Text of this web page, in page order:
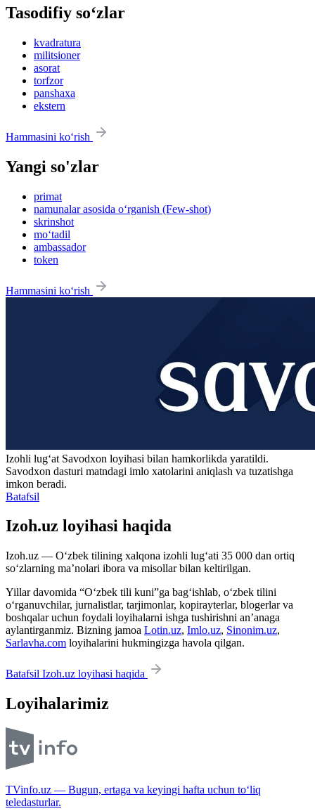
Tasodifiy so‘zlar
kvadratura
militsioner
asorat
torfzor
panshaxa
ekstern
Hammasini ko‘rish
Yangi so'zlar
primat
namunalar asosida o‘rganish (Few-shot)
skrinshot
mo‘tadil
ambassador
token
Hammasini ko‘rish
Izohli lugʻat Savodxon loyihasi bilan hamkorlikda yaratildi.
Savodxon dasturi matndagi imlo xatolarini aniqlash va tuzatishga
imkon beradi.
Batafsil
Izoh.uz loyihasi haqida
Izoh.uz — O‘zbek tilining xalqona izohli lug‘ati 35 000 dan ortiq
so‘zlarning ma’nolari ibora va misollar bilan keltirilgan.
Yillar davomida “O‘zbek tili kuni”ga bag‘ishlab, o‘zbek tilini
o‘rganuvchilar, jurnalistlar, tarjimonlar, kopirayterlar, blogerlar va
boshqalar uchun foydali loyihalarni ishga tushirishni an’anaga
aylantirganmiz. Bizning jamoa Lotin.uz, Imlo.uz, Sinonim.uz,
Sarlavha.com loyihalarini hukmingizga havola qilgan.
Batafsil Izoh.uz loyihasi haqida
Loyihalarimiz
TVinfo.uz — Bugun, ertaga va keyingi hafta uchun to‘liq
teledasturlar.